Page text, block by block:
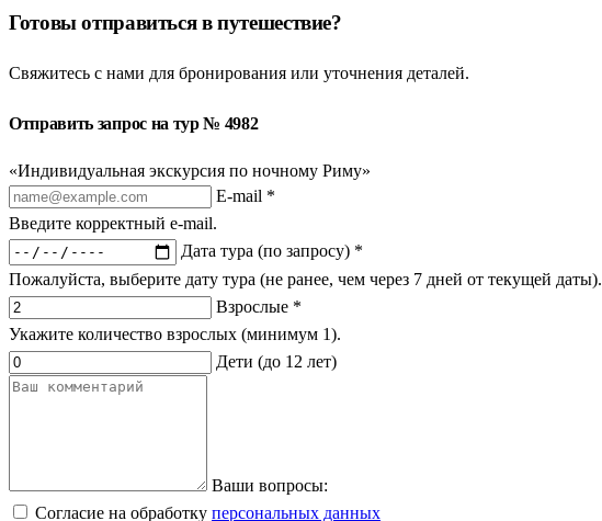
Готовы отправиться в путешествие?
Свяжитесь с нами для бронирования или уточнения деталей.
Отправить запрос на тур № 4982
«Индивидуальная экскурсия по ночному Риму»
E-mail *
Введите корректный e-mail.
Дата тура (по запросу) *
Пожалуйста, выберите дату тура (не ранее, чем через 7 дней от текущей даты).
Взрослые *
Укажите количество взрослых (минимум 1).
Дети (до 12 лет)
Ваши вопросы:
Согласие на обработку персональных данных